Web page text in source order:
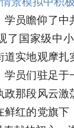
学员瞻仰了
了国家级中
实地观摩
员们驻足
政那段风云
红的党旗